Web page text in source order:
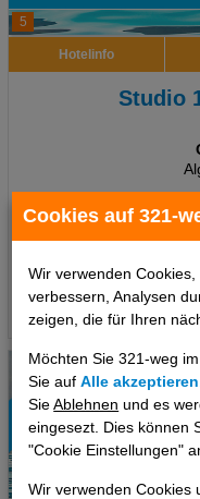
Cookies auf 321-
Wir verwenden
verbessern, Analysen
zeigen, die für Ihren
Möchten Sie 321-weg
Sie aufAlle akzeptieren
SieAblehnen und es
eingesezt. Dies können
"Cookie Einstellungen"
Wir verwenden Cookies
5
Hotelinfo
Studio
7 Tage,